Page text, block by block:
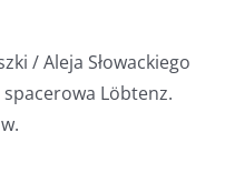
/ Aleja Słowackiego
Löbtenz.